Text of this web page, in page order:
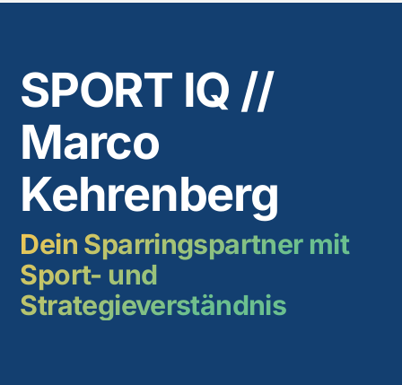
SPORT IQ //
Marco
Kehrenberg
Dein Sparringspartner mit
Sport- und
Strategieverständnis